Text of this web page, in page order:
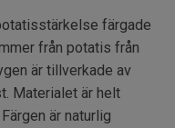
färgade
från potatis från
är tillverkade av
Materialet är helt
är naturlig